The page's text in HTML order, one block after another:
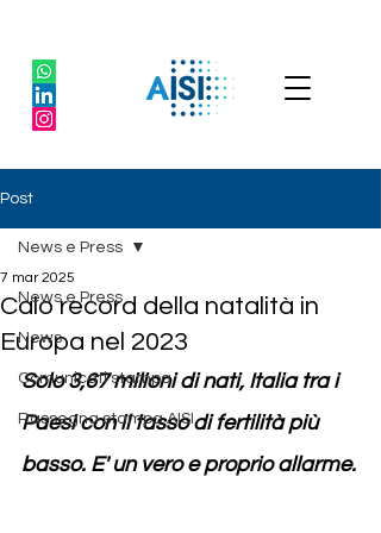
Post
News e Press
News
Comunicati stampa
Rassegna stampa AISI
News e Press
Calo record della natalità in
Europa nel 2023
7 mar 2025
Solo 3,67 milioni di nati, Italia tra i
Paesi con il tasso di fertilità più
basso. E' un vero e proprio allarme.